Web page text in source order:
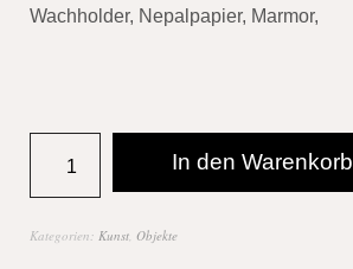
Wachholder, Nepalpapier, Marmor,
In den Warenkorb
Kategorien: Kunst, Objekte